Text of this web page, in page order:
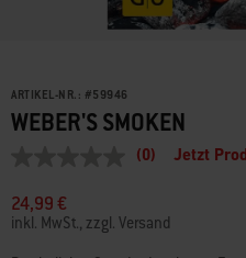
ARTIKEL-NR.: #59946
WEBER'S SMOKEN
Link
auf
derselben
Seite.
(0) Jetzt
24,99 €
inkl. MwSt., zzgl. Versand